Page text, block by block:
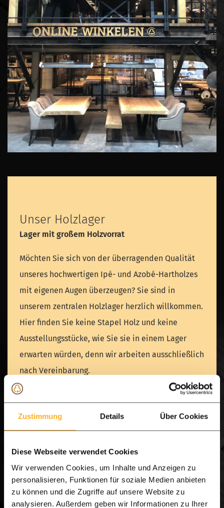
Zustimmung Details Über Cookies
Diese Webseite verwendet Cookies
Wir verwenden Cookies, um Inhalte und Anzeigen zu
personalisieren, Funktionen für soziale Medien anbieten
zu können und die Zugriffe auf unsere Website zu
analysieren. Außerdem geben wir Informationen zu Ihrer
Unser Holzlager
Lager mit großem Holzvorrat
Möchten Sie sich von der überragenden Qualität
unseres hochwertigen Ipé- und Azobé-Hartholzes
mit eigenen Augen überzeugen? Sie sind in
unserem zentralen Holzlager herzlich willkommen.
Hier finden Sie keine Stapel Holz und keine
Ausstellungsstücke, wie Sie sie in einem Lager
erwarten würden, denn wir arbeiten ausschließlich
nach Vereinbarung.
Warum sollten Sie sich für einen Lagerbesuch oder
unsere Deluxe-Probe-Box entscheiden? Nicht
jeder hat die Zeit, zu unserem Lager zu kommen.
Machen Sie es sich bequem und holen Sie sich den
Showroom in Ihren eigenen Garten.
Bestellen Sie die Deluxe-Musterbox: Sie erhalten